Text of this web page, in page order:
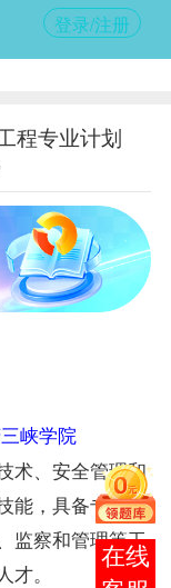
登录/注册
程专业计划
峡学院
术、安全管理和
能，具备专门从
监察和管理等工
。
报考